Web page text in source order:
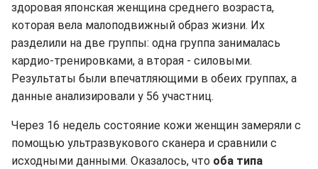
здоровая японская женщина среднего возраста,
которая вела малоподвижный образ жизни. Их
разделили на две группы: одна группа занималась
кардио-тренировками, а вторая - силовыми.
Результаты были впечатляющими в обеих группах, а
данные анализировали у 56 участниц.
Через 16 недель состояние кожи женщин замеряли с
помощью ультразвукового сканера и сравнили с
исходными данными. Оказалось, что оба типа